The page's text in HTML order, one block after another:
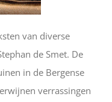
van diverse
de Smet. De
in de Bergense
verrassingen